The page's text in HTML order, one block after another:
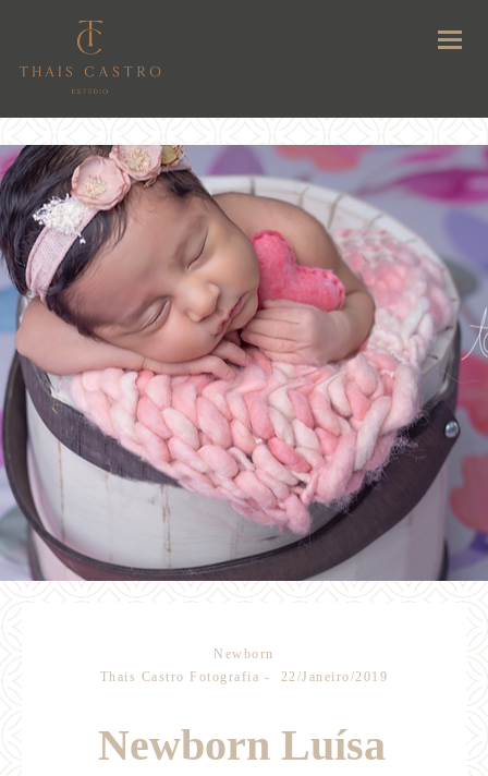
Newborn
Thais Castro Fotografia
22/Janeiro/2019
Newborn Luísa